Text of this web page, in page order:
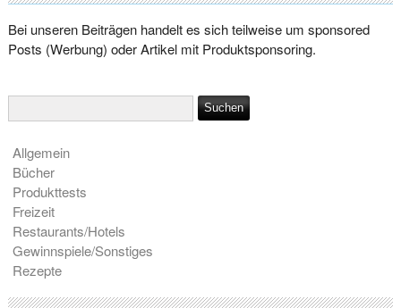
Bei unseren Beiträgen handelt es sich teilweise um sponsored
Posts (Werbung) oder Artikel mit Produktsponsoring.
Allgemein
Bücher
Produkttests
Freizeit
Restaurants/Hotels
Gewinnspiele/Sonstiges
Rezepte